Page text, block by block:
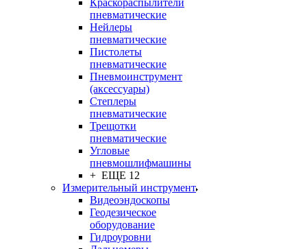
Краскораспылители
пневматические
Нейлеры
пневматические
Пистолеты
пневматические
Пневмоинструмент
(аксессуары)
Степлеры
пневматические
Трещотки
пневматические
Угловые
пневмошлифмашины
+ ЕЩЕ 12
Измерительный инструмент
Видеоэндоскопы
Геодезическое
оборудование
Гидроуровни